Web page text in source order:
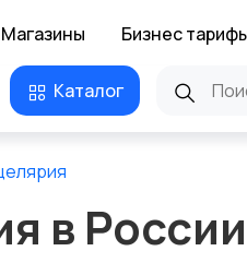
Магазины Бизнес
Каталог
в России